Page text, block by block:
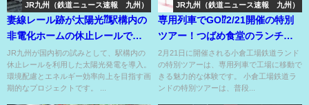
JR九州（鉄道ニュース速報 九州）
妻線レール跡が太陽光⁇駅構内の
非電化ホームの休止レールで太
陽光発電⁇
JR九州が国内初の試みとして、駅構内の
休止レールを利用した太陽光発電を導入。
環境配慮とエネルギー効率向上を目指す画
期的なプロジェクトです。 ...
JR九州（鉄道ニュース速報 九州）
専用列車でGO⁉2/21開催の特別
ツアー！つばめ食堂のランチも
魅力♡
2月21日に開催される小倉工場鉄道ランド
の特別ツアーは、専用列車で工場に移動で
きる魅力的な体験です。 小倉工場鉄道ラ
ンドの特別ツアーは、普段...